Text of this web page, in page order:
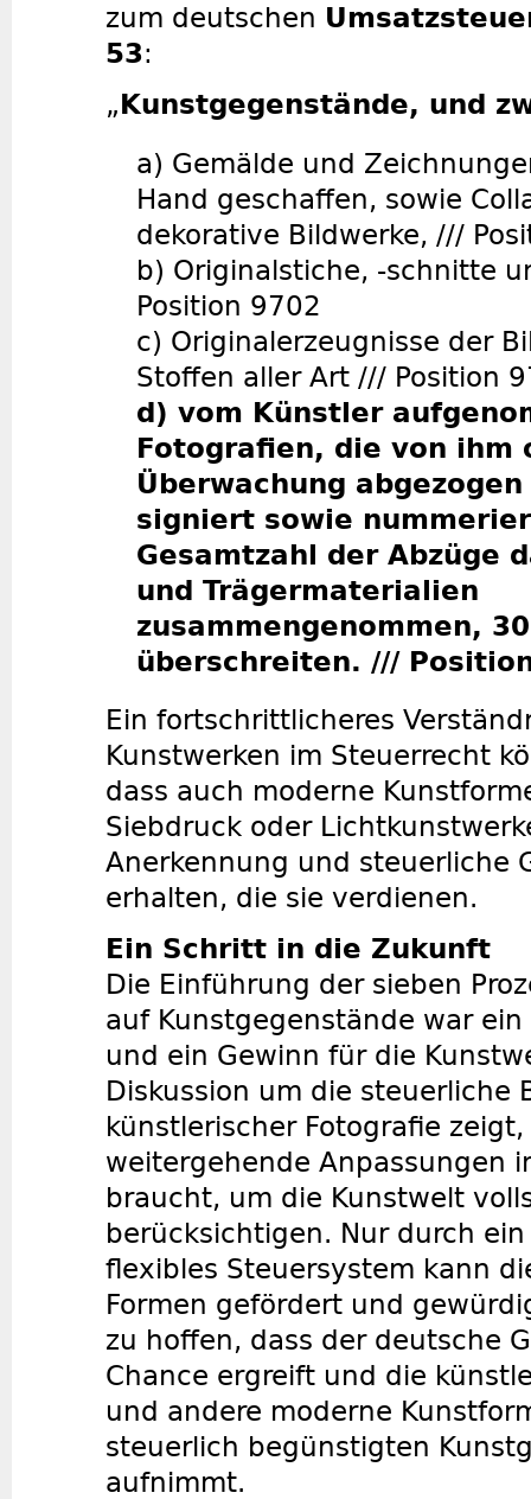
zum deutschen
53:
„Kunstgegenstände, und
a) Gemälde und
Hand geschaffen, sowie
dekorative Bildwerke, ///
b) Originalstiche, -schnitte
Position 9702
c) Originalerzeugnisse der
Stoffen aller Art /// Position
d) vom Künstler
Fotografien, die von ihm
Überwachung
signiert sowie
Gesamtzahl der Abzüge
und Trägermaterialien
zusammengenommen,
überschreiten. ///
Ein fortschrittlicheres
Kunstwerken im Steuerrecht
dass auch moderne
Siebdruck oder
Anerkennung und steuerliche
erhalten, die sie verdienen.
Ein Schritt in die Zukunft
Die Einführung der sieben
auf Kunstgegenstände war
und ein Gewinn für die
Diskussion um die steuerliche
künstlerischer Fotografie
weitergehende Anpassungen
braucht, um die Kunstwelt
berücksichtigen. Nur durch
flexibles Steuersystem kann
Formen gefördert und
zu hoffen, dass der deutsche
Chance ergreift und die
und andere moderne
steuerlich begünstigten
aufnimmt.